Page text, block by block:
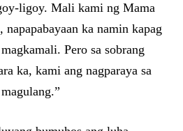
ligoy. Mali kami ng Mama
ka namin kapag
Pero sa sobrang
ka, kami ang nagparaya sa